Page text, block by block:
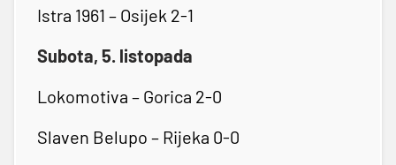
Istra 1961 – Osijek 2-1
Subota, 5. listopada
Lokomotiva – Gorica 2-0
Slaven Belupo – Rijeka 0-0